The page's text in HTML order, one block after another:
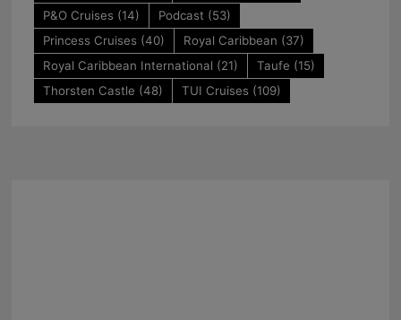
P&O Cruises (14) Podcast (53)
Princess Cruises (40) Royal Caribbean (37)
Royal Caribbean International (21) Taufe (15)
Thorsten Castle (48) TUI Cruises (109)